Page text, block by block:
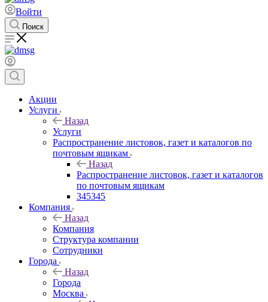
Войти
Поиск
Акции
Услуги
Назад
Услуги
Распространение листовок, газет и каталогов по
почтовым ящикам
Назад
Распространение листовок, газет и каталогов
по почтовым ящикам
345345
Компания
Назад
Компания
Структура компании
Сотрудники
Города
Назад
Города
Москва